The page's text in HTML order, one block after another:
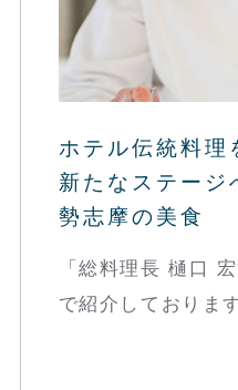
ホテル伝統料理
新たなステージ
勢志摩の美食
「総料理長 樋口
で紹介しております